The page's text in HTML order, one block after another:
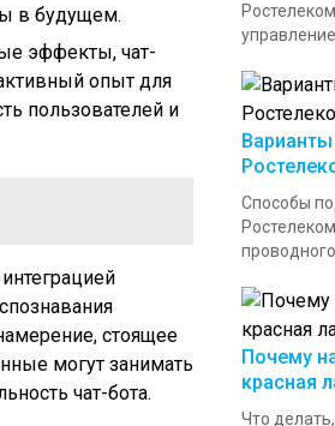
в будущем.
эффекты, чат-
опыт для
пользователей и
стоящее
могут занимать
чат-бота.
Способы
проводного
Почему
красная
Что